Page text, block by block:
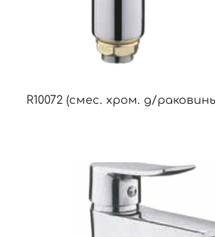
R10072 (смес. хром. д/